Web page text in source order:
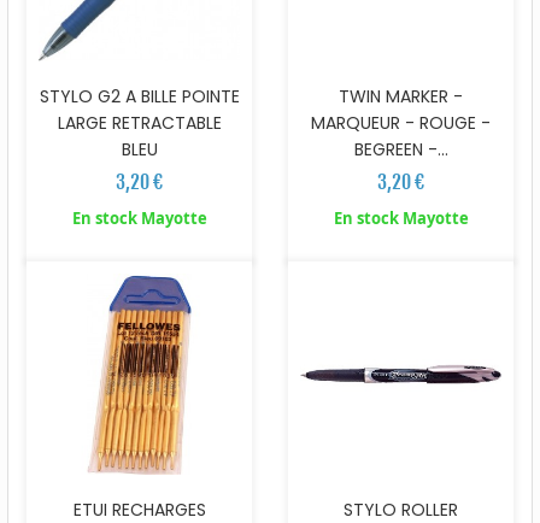
STYLO G2 A BILLE POINTE
LARGE RETRACTABLE
BLEU
3,20 €
En stock Mayotte
TWIN MARKER -
MARQUEUR - ROUGE -
BEGREEN -...
3,20 €
En stock Mayotte
ETUI RECHARGES
STYLO ROLLER